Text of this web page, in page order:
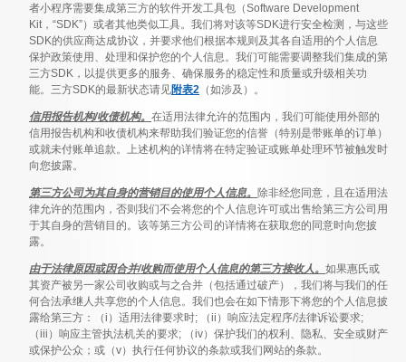
者小程序需要集成第三方的软件开发工具包（Software Development
Kit，“SDK”）或者其他类似工具。我们将对该等SDK进行安全检测，与这些
SDK的供应商达成协议，并要求他们根据本规则及其各自适用的个人信息
保护政策使用、处理和保护您的个人信息。我们可能需要调整我们集成的第
三方SDK，以提供更多的服务、确保服务的稳定性和质量或升级相关功
能。三方SDK的最新状态请见附表2 （如涉及）。
信用报告机构/收债机构。 在适用法律允许的范围内，我们可能使用外部的
信用报告机构和收债机构来帮助我们验证您的信誉（特别是带账单的订单）
或就未付账单追款。上述机构的详情将在特定验证或账单处理环节被触发时
向您披露。
第三方公司为其自身的营销目的使用个人信息。 除非经您同意，且在适用法
律允许的范围内，否则我们不会将您的个人信息许可或出售给第三方公司用
于其自身的营销目的。该等第三方公司的详情将在获取您的同意时向您披
露。
由于法律原因或因合并/收购而使用个人信息的第三方接收人。 如果惠氏或
其资产被另一家公司收购或与之合并（包括通过破产），我们将与我们的任
何合法承继人共享您的个人信息。我们也会在如下情形下将您的个人信息披
露给第三方：（i）适用法律要求时; （ii）响应法定程序/法律诉讼要求;
（iii）响应主管执法机关的要求; （iv）保护我们的权利、隐私、安全或财产
或保护公众；或（v）执行任何协议的条款或我们网站的条款。